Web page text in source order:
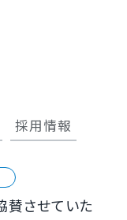
採用情報
賛させていた